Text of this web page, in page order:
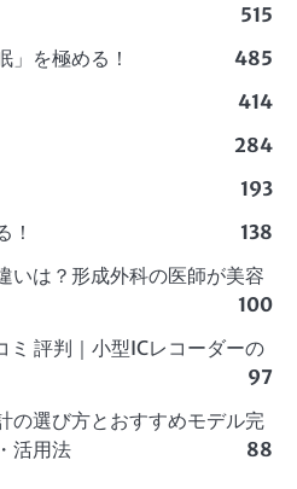
515
」を極める！
485
414
284
193
！
138
いは？形成外科の医師が美容
100
ミ 評判｜小型ICレコーダーの
97
の選び方とおすすめモデル完
活用法
88